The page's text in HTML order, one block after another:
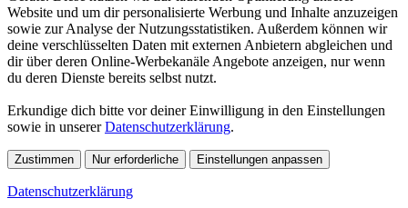
Website und um dir personalisierte Werbung und Inhalte anzuzeigen
sowie zur Analyse der Nutzungsstatistiken. Außerdem können wir
deine verschlüsselten Daten mit externen Anbietern abgleichen und
dir über deren Online-Werbekanäle Angebote anzeigen, nur wenn
du deren Dienste bereits selbst nutzt.
Erkundige dich bitte vor deiner Einwilligung in den Einstellungen
sowie in unsererDatenschutzerklärung.
Zustimmen Nur erforderliche Einstellungen anpassen
Datenschutzerklärung